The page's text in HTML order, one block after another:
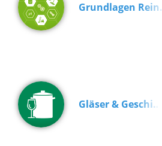
Grundlagen Rein…
Gläser & Geschi…